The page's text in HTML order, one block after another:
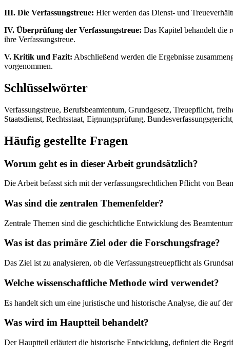
III. Die Verfassungstreue: Hier werden das Dienst- und
IV. Überprüfung der Verfassungstreue: Das Kapitel behandelt die
ihre Verfassungstreue.
V. Kritik und Fazit: Abschließend werden die Ergebnisse
vorgenommen.
Schlüsselwörter
Verfassungstreue, Berufsbeamtentum, Grundgesetz, Treuepflicht,
Staatsdienst, Rechtsstaat, Eignungsprüfung,
Häufig gestellte Fragen
Worum geht es in dieser Arbeit grundsätzlich?
Die Arbeit befasst sich mit der verfassungsrechtlichen Pflicht von
Was sind die zentralen Themenfelder?
Zentrale Themen sind die geschichtliche Entwicklung des
Was ist das primäre Ziel oder die Forschungsfrage?
Das Ziel ist zu analysieren, ob die Verfassungstreuepflicht als
Welche wissenschaftliche Methode wird verwendet?
Es handelt sich um eine juristische und historische Analyse, die auf
Was wird im Hauptteil behandelt?
Der Hauptteil erläutert die historische Entwicklung, definiert die